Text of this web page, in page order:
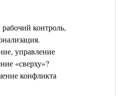
контроль,
управление
«сверху»?
конфликта